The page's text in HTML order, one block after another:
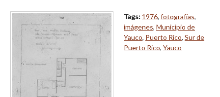
Tags: 1976, fotografías,
imágenes, Municipio de
Yauco, Puerto Rico, Sur de
Puerto Rico, Yauco